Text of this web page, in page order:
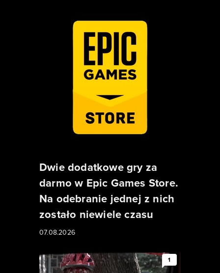
Dwie dodatkowe gry za
darmo w Epic Games Store.
Na odebranie jednej z nich
zostało niewiele czasu
07.08.2026
1